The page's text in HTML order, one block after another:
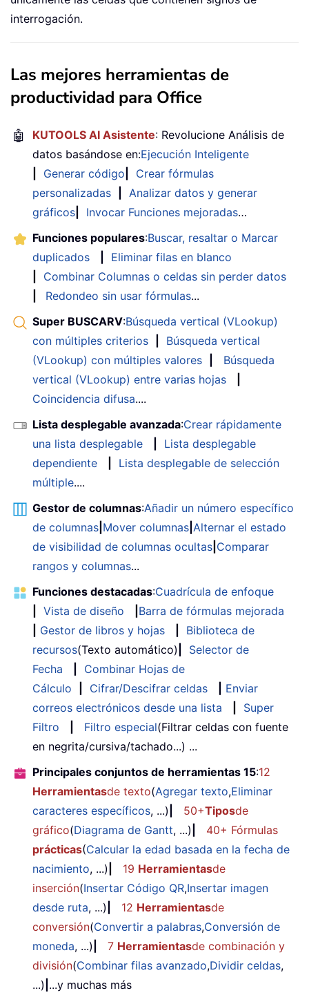
interrogación.
Las mejores herramientas de
productividad para Office
🤖 KUTOOLS AI Asistente: Revolucione Análisis de
datos basándose en:Ejecución Inteligente
Generar código
Crear fórmulas
personalizadas
Analizar datos y generar
gráficos
Invocar Funciones mejoradas…
Funciones populares:Buscar, resaltar o Marcar
duplicados
Eliminar filas en blanco
Combinar Columnas o celdas sin perder datos
Redondeo sin usar fórmulas...
Super BUSCARV:Búsqueda vertical (VLookup)
con múltiples criterios
Búsqueda vertical
(VLookup) con múltiples valores
Búsqueda
vertical (VLookup) entre varias hojas
Coincidencia difusa....
Lista desplegable avanzada:Crear rápidamente
una lista desplegable
Lista desplegable
dependiente
Lista desplegable de selección
múltiple....
Gestor de columnas:Añadir un número específico
de columnas Mover columnas Alternar el estado
de visibilidad de columnas ocultas Comparar
rangos y columnas...
Funciones destacadas:Cuadrícula de enfoque
Vista de diseño
Barra de fórmulas mejorada
Gestor de libros y hojas
Biblioteca de
recursos(Texto automático)
Selector de
Fecha
Combinar Hojas de
Cálculo
Cifrar/Descifrar celdas
Enviar
correos electrónicos desde una lista
Super
Filtro
Filtro especial(Filtrar celdas con fuente
en negrita/cursiva/tachado...) ...
Principales conjuntos de herramientas 15:12
Herramientasde texto(Agregar texto,Eliminar
caracteres específicos, ...) 50+Tiposde
gráfico(Diagrama de Gantt, ...)
40+ Fórmulas
prácticas(Calcular la edad basada en la fecha de
nacimiento, ...) 19 Herramientasde
inserción(Insertar Código QR,Insertar imagen
desde ruta, ...) 12 Herramientasde
conversión(Convertir a palabras,Conversión de
moneda, ...) 7 Herramientasde combinación y
división(Combinar filas avanzado,Dividir celdas,
...) ...y muchas más